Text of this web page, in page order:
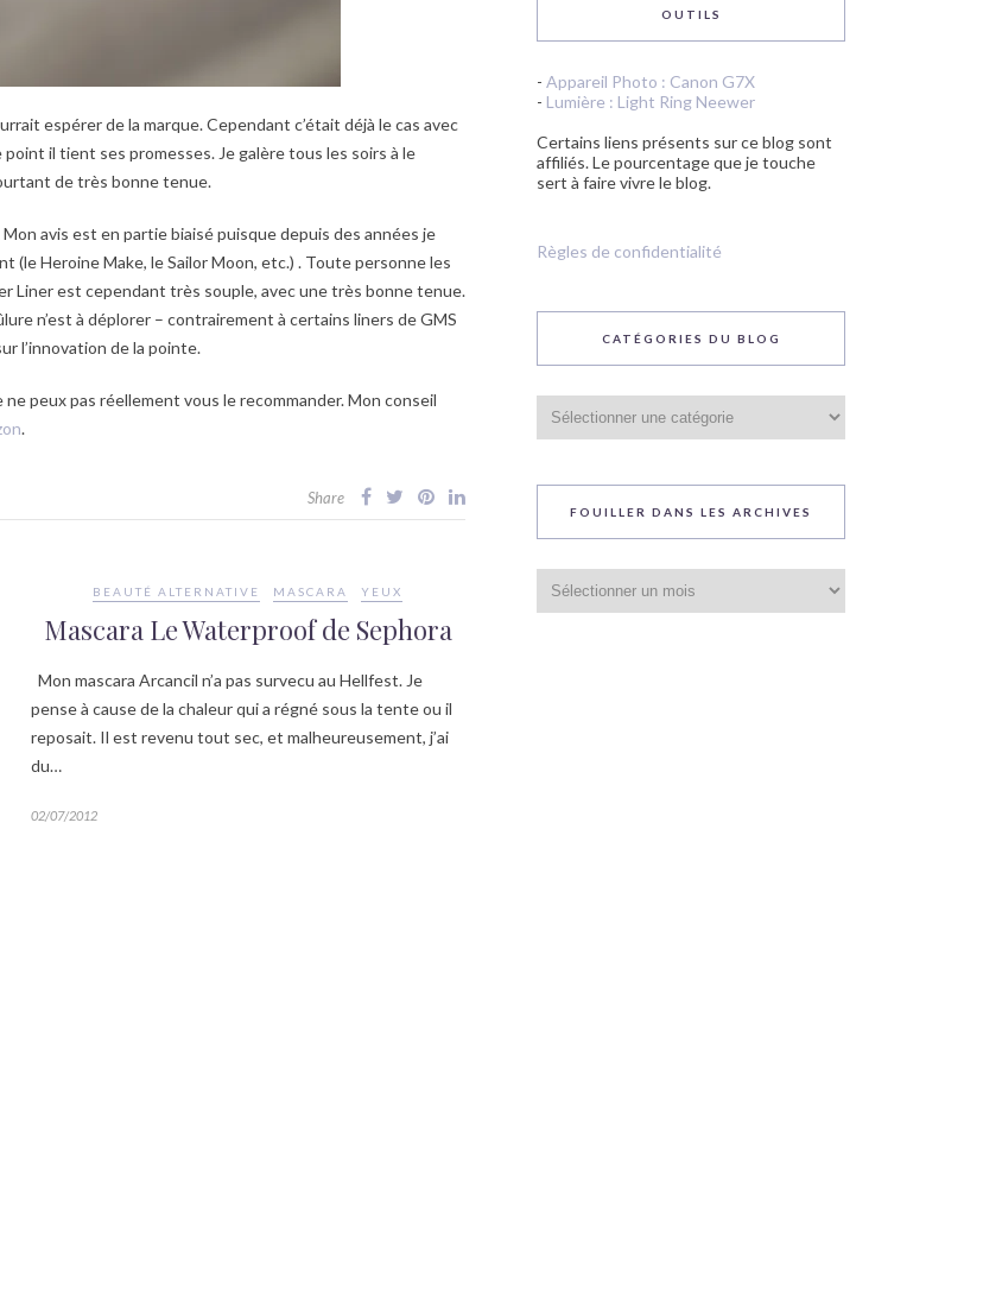
espérer de la marque. Cependant c’était déjà le cas avec
il tient ses promesses. Je galère tous les soirs à le
de très bonne tenue.
Mon avis est en partie biaisé puisque depuis des années je
(le Heroine Make, le Sailor Moon, etc.) . Toute personne les
Liner est cependant très souple, avec une très bonne tenue.
n’est à déplorer – contrairement à certains liners de GMS
l’innovation de la pointe.
ne peux pas réellement vous le recommander. Mon conseil
.
Share
BEAUTÉ ALTERNATIVE MASCARA YEUX
Mascara Le Waterproof de Sephora
Mon mascara Arcancil n’a pas survecu au Hellfest. Je
pense à cause de la chaleur qui a régné sous la tente ou il
reposait. Il est revenu tout sec, et malheureusement, j’ai
du…
02/07/2012
OUTILS
- Appareil Photo : Canon G7X
- Lumière : Light Ring Neewer
Certains liens présents sur ce blog sont
affiliés. Le pourcentage que je touche
sert à faire vivre le blog.
Règles de confidentialité
CATÉGORIES DU BLOG
du
blog
FOUILLER DANS LES ARCHIVES
dans
les